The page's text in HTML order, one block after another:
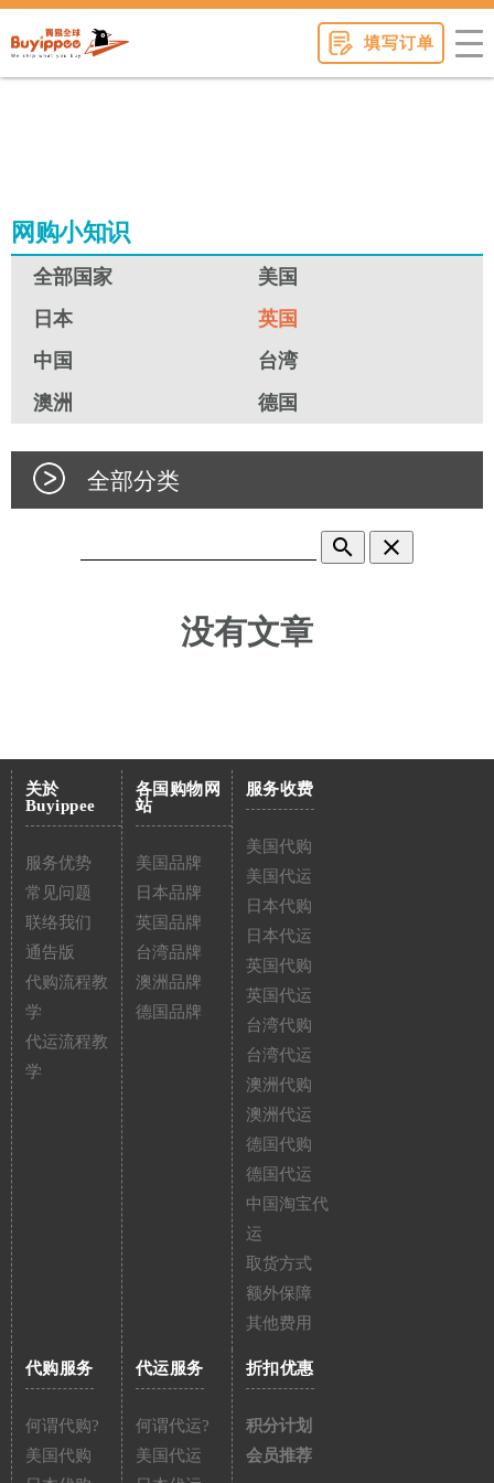
填写订单
网购小知识
全部国家
美国
日本
英国
中国
台湾
澳洲
德国
全部分类
search clear
没有文章
关於
Buyippee
服务优势
常见问题
联络我们
通告版
代购流程教
学
代运流程教
学
各国购物网
站
美国品牌
日本品牌
英国品牌
台湾品牌
澳洲品牌
德国品牌
服务收费
美国代购
美国代运
日本代购
日本代运
英国代购
英国代运
台湾代购
台湾代运
澳洲代购
澳洲代运
德国代购
德国代运
中国淘宝代
运
取货方式
额外保障
其他费用
代购服务
何谓代购?
美国代购
代运服务
何谓代运?
美国代运
折扣优惠
积分计划
会员推荐